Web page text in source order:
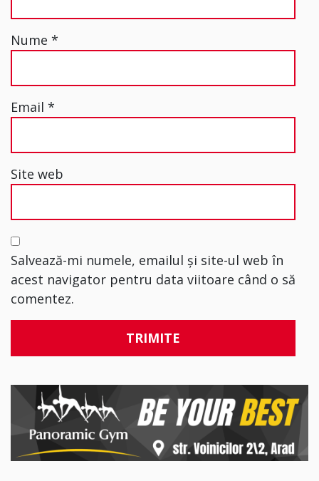
Nume *
Email *
Site web
Salvează-mi numele, emailul și site-ul web în
acest navigator pentru data viitoare când o să
comentez.